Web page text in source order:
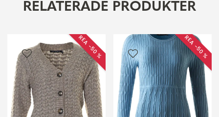
RELATERADE PRODUKTER
REA −50 % REA −50 %